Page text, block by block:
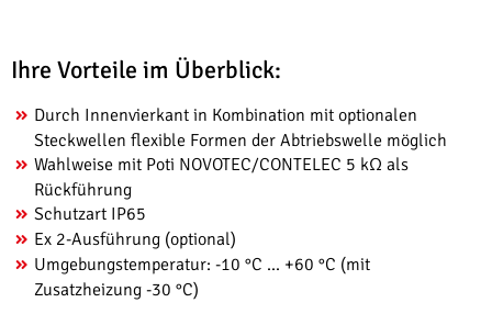
Ihre Vorteile im Überblick:
Durch Innenvierkant in Kombination mit optionalen
Steckwellen flexible Formen der Abtriebswelle möglich
Wahlweise mit Poti NOVOTEC/CONTELEC 5 kΩ als
Rückführung
Schutzart IP65
Ex 2-Ausführung (optional)
Umgebungstemperatur: -10 °C ... +60 °C (mit
Zusatzheizung -30 °C)